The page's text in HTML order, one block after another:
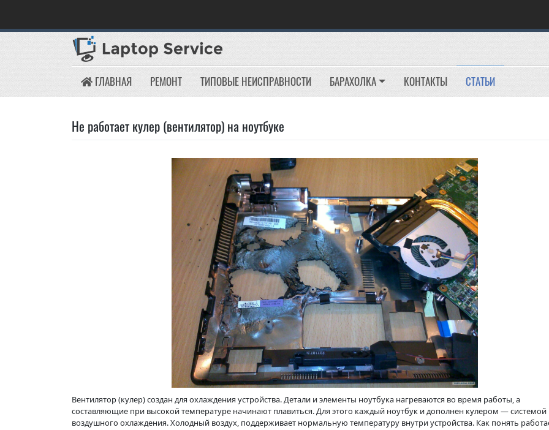
content
ГЛАВНАЯ РЕМОНТ ТИПОВЫЕ НЕИСПРАВНОСТИ БАРАХОЛКА КОНТАКТЫ СТАТЬИ
Не работает кулер (вентилятор) на ноутбуке
Вентилятор (кулер) создан для охлаждения устройства. Детали и элементы ноутбука нагреваются во время работы, а
составляющие при высокой температуре начинают плавиться. Для этого каждый ноутбук и дополнен кулером — системой
воздушного охлаждения. Холодный воздух, поддерживает нормальную температуру внутри устройства. Как понять